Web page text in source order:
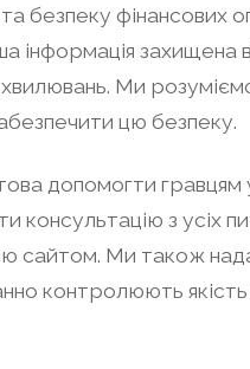
безпеку фінансових
інформація захищена
Ми
цю безпеку.
допомогти гравцям
консультацію з усіх
сайтом. Ми також
контролюють